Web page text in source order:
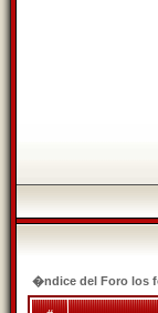
�ndice del Foro los